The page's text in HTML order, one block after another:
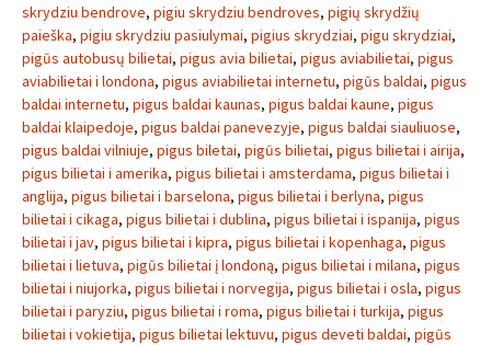
skrydziu bendrove, pigiu skrydziu bendroves, pigių skrydžių
paieška, pigiu skrydziu pasiulymai, pigius skrydziai, pigu skrydziai,
pigūs autobusų bilietai, pigus avia bilietai, pigus aviabilietai, pigus
aviabilietai i londona, pigus aviabilietai internetu, pigūs baldai, pigus
baldai internetu, pigus baldai kaunas, pigus baldai kaune, pigus
baldai klaipedoje, pigus baldai panevezyje, pigus baldai siauliuose,
pigus baldai vilniuje, pigus biletai, pigūs bilietai, pigus bilietai i airija,
pigus bilietai i amerika, pigus bilietai i amsterdama, pigus bilietai i
anglija, pigus bilietai i barselona, pigus bilietai i berlyna, pigus
bilietai i cikaga, pigus bilietai i dublina, pigus bilietai i ispanija, pigus
bilietai i jav, pigus bilietai i kipra, pigus bilietai i kopenhaga, pigus
bilietai i lietuva, pigūs bilietai į londoną, pigus bilietai i milana, pigus
bilietai i niujorka, pigus bilietai i norvegija, pigus bilietai i osla, pigus
bilietai i paryziu, pigus bilietai i roma, pigus bilietai i turkija, pigus
bilietai i vokietija, pigus bilietai lektuvu, pigus deveti baldai, pigūs